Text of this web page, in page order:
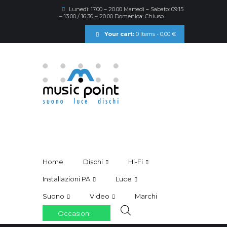
Lunedì: 17.00 – 20.00 Martedì – Sabato: 09:15
– 13.00 / 16.30 – 20.00 Domenica: Chiuso
Your cart: 0 Items -0,00 €
Home Dischi Hi-Fi
Installazioni PA Luce
Suono Video Marchi
Occasioni